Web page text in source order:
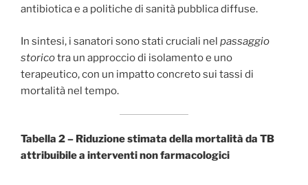
antibiotica e a politiche di sanità pubblica diffuse.
In sintesi, i sanatori sono stati cruciali nel passaggio
storicotra un approccio di isolamento e uno
terapeutico, con un impatto concreto sui tassi di
mortalità nel tempo.
Tabella 2 – Riduzione stimata della mortalità da TB
attribuibile a interventi non farmacologici